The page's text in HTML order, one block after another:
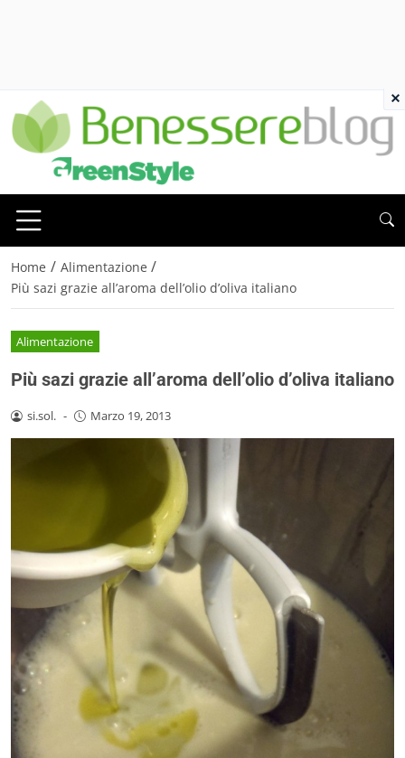
Home / Alimentazione /
Più sazi grazie all’aroma dell’olio d’oliva italiano
Alimentazione
Più sazi grazie all’aroma dell’olio d’oliva italiano
si.sol. - Marzo 19, 2013
×